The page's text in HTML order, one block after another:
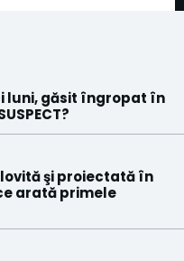
luni, găsit îngropat în
şi proiectată în
arată primele